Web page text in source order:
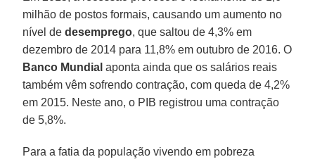
milhão de postos formais, causando um aumento no
nível dedesemprego, que saltou de 4,3% em
dezembro de 2014 para 11,8% em outubro de 2016. O
Banco Mundial aponta ainda que os salários reais
também vêm sofrendo contração, com queda de 4,2%
em 2015. Neste ano, o PIB registrou uma contração
de 5,8%.
Para a fatia da população vivendo em pobreza